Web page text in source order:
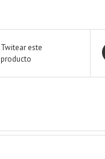
Twitear este
producto